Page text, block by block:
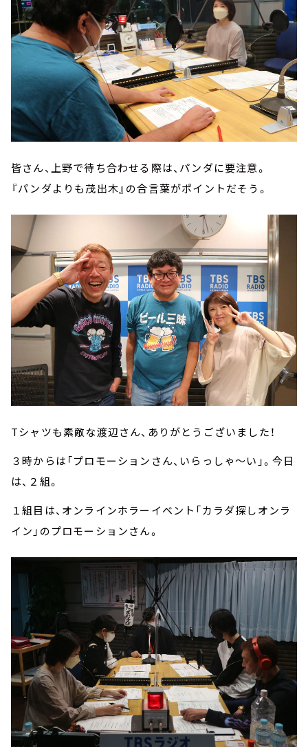
皆さん、上野で待ち合わせる際は、パンダに要注意。
『パンダよりも茂出木』の合言葉がポイントだそう。
Tシャツも素敵な渡辺さん、ありがとうございました！
３時からは「プロモーションさん、いらっしゃ～い」。今日
は、２組。
１組目は、オンラインホラーイベント「カラダ探しオンラ
イン」のプロモーションさん。